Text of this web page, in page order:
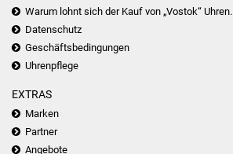
Warum lohnt sich der Kauf von „Vostok“ Uhren.
Datenschutz
Geschäftsbedingungen
Uhrenpflege
EXTRAS
Marken
Partner
Angebote